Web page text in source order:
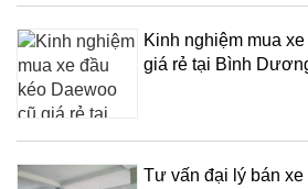
Kinh nghiệm mua
giá rẻ tại Bình
Tư vấn đại lý bán xe